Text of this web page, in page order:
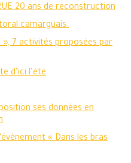
20 ans de reconstruction
camarguais
», 7 activités proposées par
d’ici l’été
ses données en
« Dans les bras